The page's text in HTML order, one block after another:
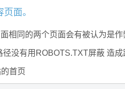
面。
同的两个页面会有被认为是作
没有用ROBOTS.TXT屏蔽 造成
首页